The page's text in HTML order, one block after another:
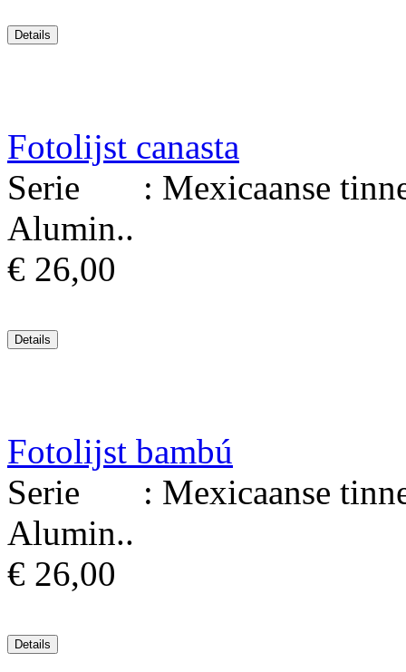
Fotolijst canasta
Serie : Mexicaanse
Alumin..
€ 26,00
Fotolijst bambú
Serie : Mexicaanse
Alumin..
€ 26,00